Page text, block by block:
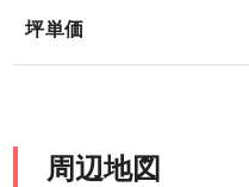
坪単価
周辺地図